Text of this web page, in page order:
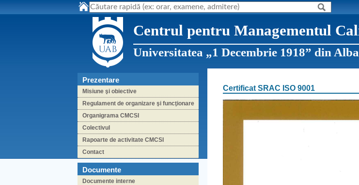
Centrul pentru Managementul
Universitatea „1 Decembrie 1918” din
Prezentare
Misiune şi obiective
Regulament de organizare şi funcţionare
Organigrama CMCSI
Colectivul
Rapoarte de activitate CMCSI
Contact
Documente
Documente interne
Certificat SRAC ISO 9001